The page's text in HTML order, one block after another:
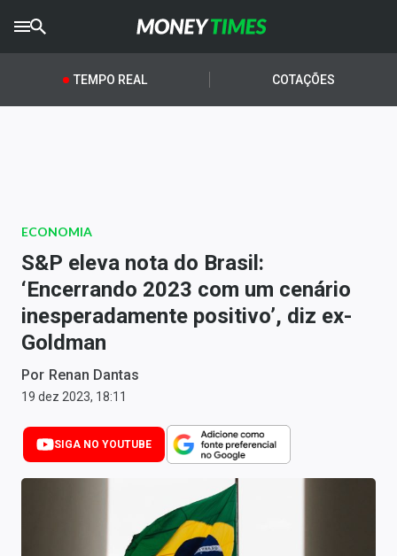
CRYPTOTIMES
AGROTIMES
Newsletters
Money Trader
Anuncie
Últimas Notícias
Cotações
Comprar ou vender?
Carteiras Recomendadas
TEMPO REAL COTAÇÕES
ECONOMIA
S&P eleva nota do Brasil:
‘Encerrando 2023 com um cenário
inesperadamente positivo’, diz ex-
Goldman
Por Renan Dantas
19 dez 2023, 18:11
SIGA NO YOUTUBE